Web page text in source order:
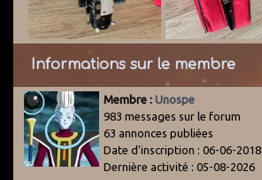
Informations sur le membre
Membre : Unospe
983 messages sur le forum
63 annonces publiées
Date d'inscription : 06-06-2018
Dernière activité : 05-08-2026